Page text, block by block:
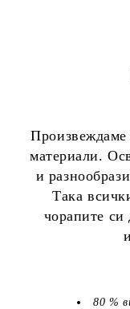
Произвеждаме
материали.
и
Така
чорапите си
80 %